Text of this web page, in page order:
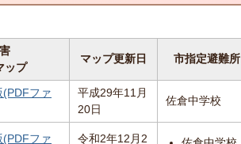
ップ
マップ更新日 市指定避難所
(PDFファ
平成29年11月
20日
佐倉中学校
(PDFファ
令和2年12月2